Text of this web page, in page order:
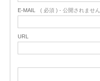
E-MAIL ( 必須 ) - 公開されませ
URL